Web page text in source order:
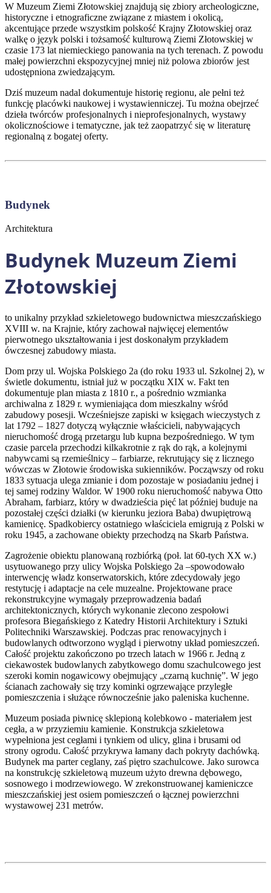
W Muzeum Ziemi Złotowskiej znajdują się zbiory archeologiczne,
historyczne i etnograficzne związane z miastem i okolicą,
akcentujące przede wszystkim polskość Krajny Złotowskiej oraz
walkę o język polski i tożsamość kulturową Ziemi Złotowskiej w
czasie 173 lat niemieckiego panowania na tych terenach. Z powodu
małej powierzchni ekspozycyjnej mniej niż polowa zbiorów jest
udostępniona zwiedzającym.
Dziś muzeum nadal dokumentuje historię regionu, ale pełni też
funkcję placówki naukowej i wystawienniczej. Tu można obejrzeć
dzieła twórców profesjonalnych i nieprofesjonalnych, wystawy
okolicznościowe i tematyczne, jak też zaopatrzyć się w literaturę
regionalną z bogatej oferty.
Budynek
Architektura
Budynek Muzeum Ziemi
Złotowskiej
to unikalny przykład szkieletowego budownictwa mieszczańskiego
XVIII w. na Krajnie, który zachował najwięcej elementów
pierwotnego ukształtowania i jest doskonałym przykładem
ówczesnej zabudowy miasta.
Dom przy ul. Wojska Polskiego 2a (do roku 1933 ul. Szkolnej 2), w
świetle dokumentu, istniał już w początku XIX w. Fakt ten
dokumentuje plan miasta z 1810 r., a pośrednio wzmianka
archiwalna z 1829 r. wymieniająca dom mieszkalny wśród
zabudowy posesji. Wcześniejsze zapiski w księgach wieczystych z
lat 1792 – 1827 dotyczą wyłącznie właścicieli, nabywających
nieruchomość drogą przetargu lub kupna bezpośredniego. W tym
czasie parcela przechodzi kilkakrotnie z rąk do rąk, a kolejnymi
nabywcami są rzemieślnicy – farbiarze, rekrutujący się z licznego
wówczas w Złotowie środowiska sukienników. Począwszy od roku
1833 sytuacja ulega zmianie i dom pozostaje w posiadaniu jednej i
tej samej rodziny Waldor. W 1900 roku nieruchomość nabywa Otto
Abraham, farbiarz, który w dwadzieścia pięć lat później buduje na
pozostałej części działki (w kierunku jeziora Baba) dwupiętrową
kamienicę. Spadkobiercy ostatniego właściciela emigrują z Polski w
roku 1945, a zachowane obiekty przechodzą na Skarb Państwa.
Zagrożenie obiektu planowaną rozbiórką (poł. lat 60-tych XX w.)
usytuowanego przy ulicy Wojska Polskiego 2a –spowodowało
interwencję władz konserwatorskich, które zdecydowały jego
restytucję i adaptacje na cele muzealne. Projektowane prace
rekonstrukcyjne wymagały przeprowadzenia badań
architektonicznych, których wykonanie zlecono zespołowi
profesora Biegańskiego z Katedry Historii Architektury i Sztuki
Politechniki Warszawskiej. Podczas prac renowacyjnych i
budowlanych odtworzono wygląd i pierwotny układ pomieszczeń.
Całość projektu zakończono po trzech latach w 1966 r. Jedną z
ciekawostek budowlanych zabytkowego domu szachulcowego jest
szeroki komin nogawicowy obejmujący „czarną kuchnię”. W jego
ścianach zachowały się trzy kominki ogrzewające przyległe
pomieszczenia i służące równocześnie jako paleniska kuchenne.
Muzeum posiada piwnicę sklepioną kolebkowo - materiałem jest
cegła, a w przyziemiu kamienie. Konstrukcja szkieletowa
wypełniona jest cegłami i tynkiem od ulicy, glina i brusami od
strony ogrodu. Całość przykrywa łamany dach pokryty dachówką.
Budynek ma parter ceglany, zaś piętro szachulcowe. Jako surowca
na konstrukcję szkieletową muzeum użyto drewna dębowego,
sosnowego i modrzewiowego. W zrekonstruowanej kamieniczce
mieszczańskiej jest osiem pomieszczeń o łącznej powierzchni
wystawowej 231 metrów.